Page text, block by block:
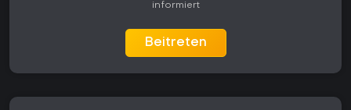
informiert
Beitreten